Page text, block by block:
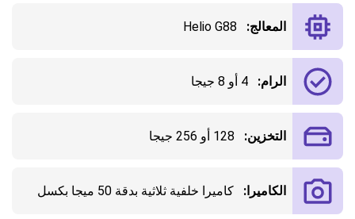
المعالج: Helio G88
الرام: 4 أو 8 جيجا
التخزين: 128 أو 256 جيجا
الكاميرا: كاميرا خلفية ثلاثية بدقة 50 ميجا بكسل